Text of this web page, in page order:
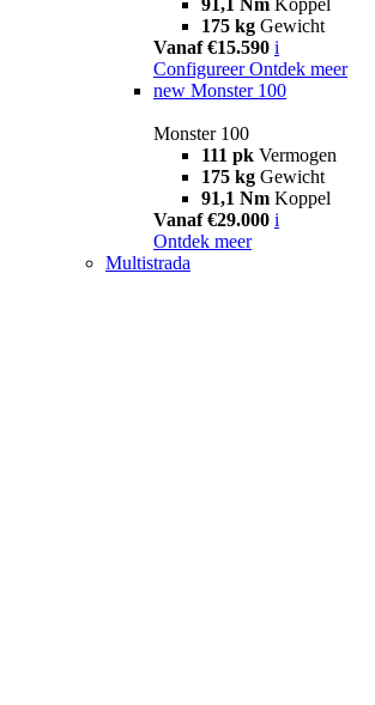
175 kg Gewicht
Vanaf €15.590 i
Configureer Ontdek meer
new Monster 100
Monster 100
111 pk Vermogen
175 kg Gewicht
91,1 Nm Koppel
Vanaf €29.000 i
Ontdek meer
Multistrada